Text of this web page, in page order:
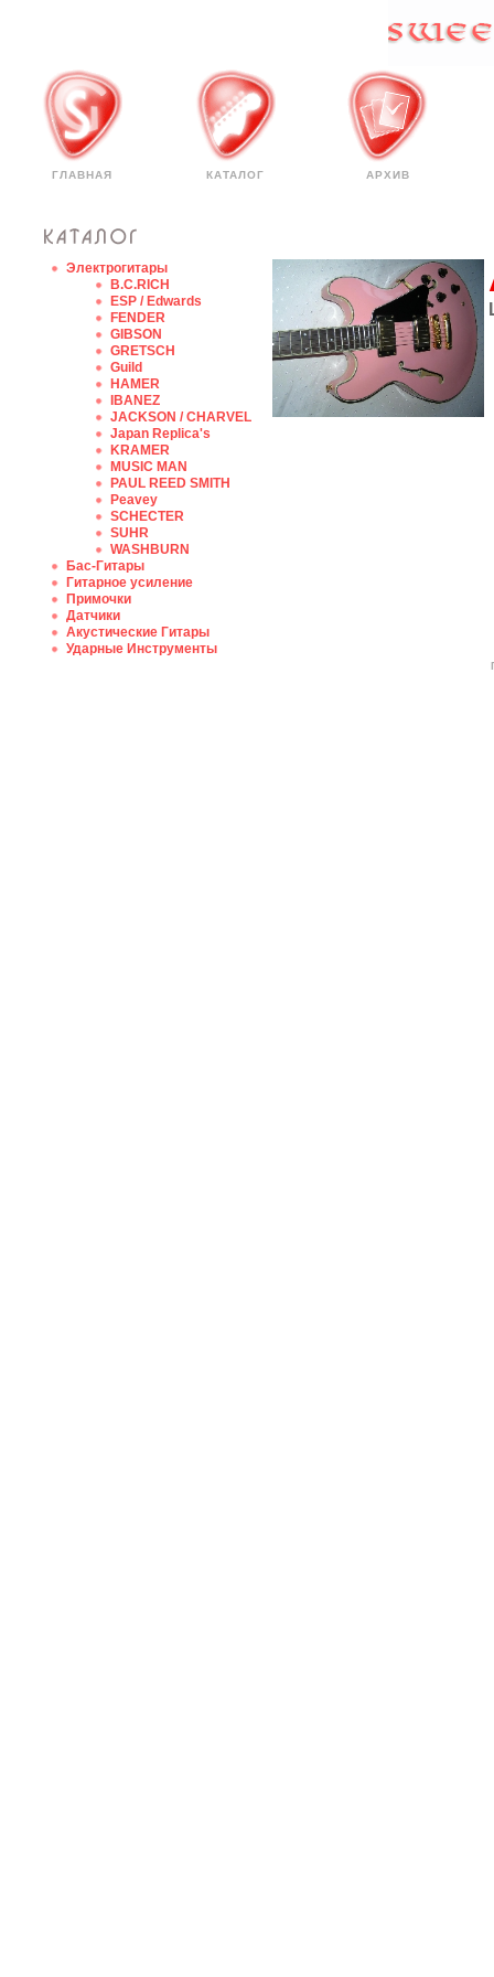
ГЛАВНАЯ КАТАЛОГ АРХИВ
Электрогитары
B.C.RICH
ESP / Edwards
FENDER
GIBSON
GRETSCH
Guild
HAMER
IBANEZ
JACKSON / CHARVEL
Japan Replica's
KRAMER
MUSIC MAN
PAUL REED SMITH
Peavey
SCHECTER
SUHR
WASHBURN
Бас-Гитары
Гитарное усиление
Примочки
Датчики
Акустические Гитары
Ударные Инструменты